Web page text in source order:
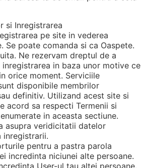
si Inregistrarea
pe site in vederea
Se poate comanda si ca Oaspete.
Ne rezervam dreptul de a
in baza unor motive ce
orice moment. Serviciile
disponibile membrilor
definitiv. Utilizand acest site si
acord sa respecti Termenii si
in aceasta sectiune.
asupra veridicitatii datelor
inregistrarii.
pentru a pastra parola
incredinta niciunei alte persoane.